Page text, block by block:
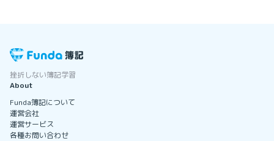
挫折しない簿記学習
About
Funda簿記について
運営会社
運営サービス
各種お問い合わせ